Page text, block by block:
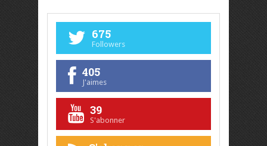
675
Followers
405
J'aimes
39
S'abonner